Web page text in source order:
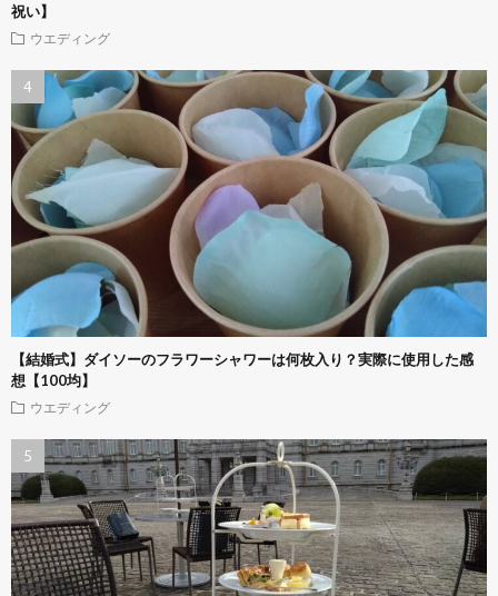
祝い】
ウエディング
【結婚式】ダイソーのフラワーシャワーは何枚入り？実際に使用した感
想【100均】
ウエディング